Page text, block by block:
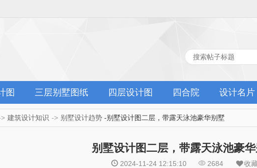
图 三层别墅图纸 四层设计图 四合院 设计名片
建筑设计知识 别墅设计趋势 -别墅设计图二层，带露天泳池豪华别墅
别墅设计图二层，带露天泳池豪
2024-11-24 12:15:10 2684 收藏